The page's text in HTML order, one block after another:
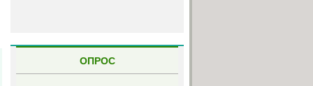
ОПРОС